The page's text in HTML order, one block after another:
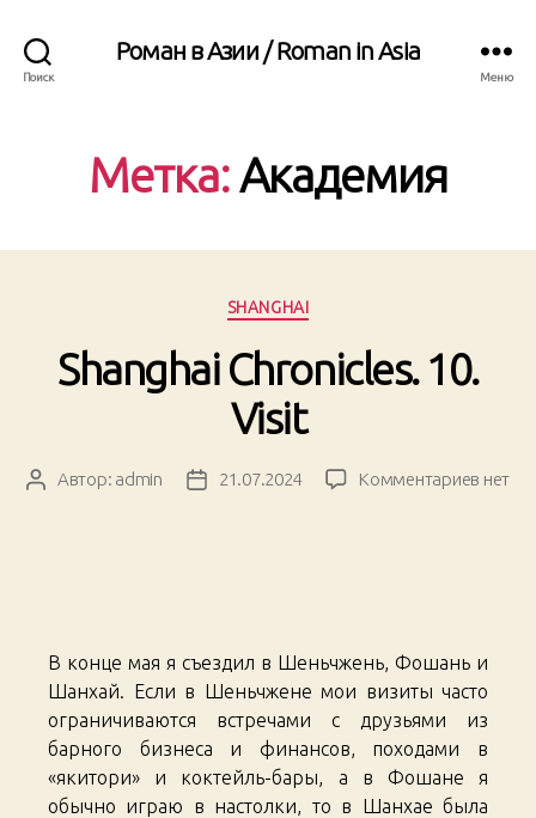
Поиск
Роман в Азии / Roman in Asia
Меню
Метка:Академия
Рубрики
SHANGHAI
Shanghai Chronicles. 10.
Visit
АвторАвтор: admin
Дата21.07.2024 Комментариев кнет
В конце мая я съездил в Шеньчжень, Фошань и
Шанхай. Если в Шеньчжене мои визиты часто
ограничиваются встречами с друзьями из
барного бизнеса и финансов, походами в
«якитори» и коктейль-бары, а в Фошане я
обычно играю в настолки, то в Шанхае была